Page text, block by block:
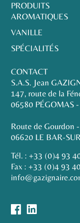
PRODUITS
AROMATIQUES
VANILLE
SPÉCIALITÉS
CONTACT
S.A.S. Jean
147, route de la
06580 PÉGOMAS
Route de Gourdon
06620 LE BAR-
Tél. : +33 (0)4 93
Fax : +33 (0)4 93